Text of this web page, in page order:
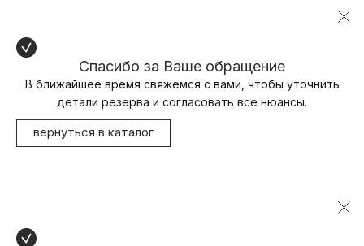
Спасибо за Ваше обращение
В ближайшее время свяжемся с вами, чтобы уточнить
детали резерва и согласовать все нюансы.
вернуться в каталог